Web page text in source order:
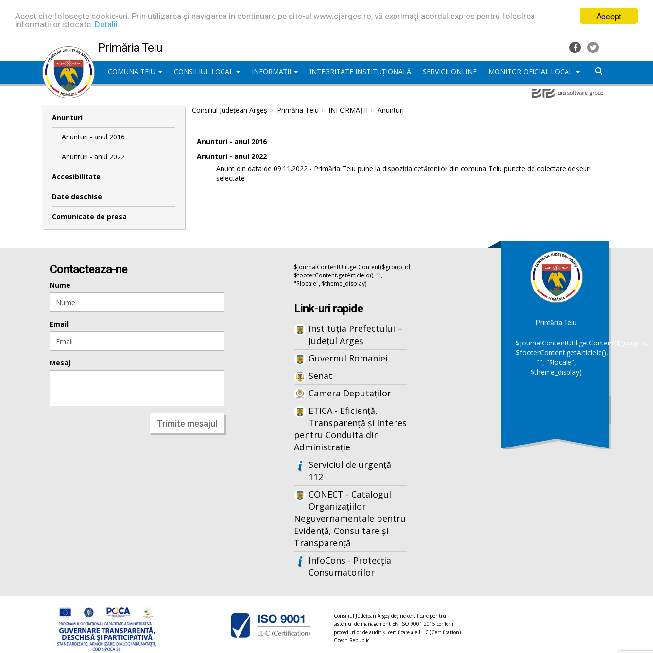
Accept
Acest site folosește cookie-uri. Prin utilizarea și navigarea în continuare pe site-ul www.cjarges.ro, vă exprimați acordul expres pentru folosirea
informațiilor stocate. Detalii
Primăria Teiu
COMUNA TEIU CONSILIUL LOCAL INFORMAȚII INTEGRITATE INSTITUȚIONALĂ SERVICII ONLINE MONITOR OFICIAL LOCAL
Anunturi
Anunturi - anul 2016
Anunturi - anul 2022
Accesibilitate
Date deschise
Comunicate de presa
Consiliul Județean Argeș Primăria Teiu INFORMAȚII Anunturi
Anunturi - anul 2016
Anunturi - anul 2022
Anunt din data de 09.11.2022 - Primăria Teiu pune la dispoziția cetățenilor din comuna Teiu puncte de colectare deșeuri
selectate
Contacteaza-ne
Nume
Email
Mesaj
Trimite mesajul
$journalContentUtil.getContent($group_id,
$footerContent.getArticleId(), "",
"$locale", $theme_display)
Link-uri rapide
Instituția Prefectului –
Județul Argeș
Guvernul Romaniei
Senat
Camera Deputaților
ETICA - Eficiență,
Transparență și Interes
pentru Conduita din
Administrație
Serviciul de urgență
112
CONECT - Catalogul
Organizațiilor
Neguvernamentale pentru
Evidență, Consultare și
Transparență
InfoCons - Protecția
Consumatorilor
Primăria Teiu
$journalContentUtil.getContent($group_id,
$footerContent.getArticleId(),
"", "$locale",
$theme_display)
Consiliul Judeţean Argeș deţine certificare pentru
sistemul de management EN ISO 9001:2015 conform
procedurilor de audit şi certificare ale LL-C (Certification)
Czech Republic